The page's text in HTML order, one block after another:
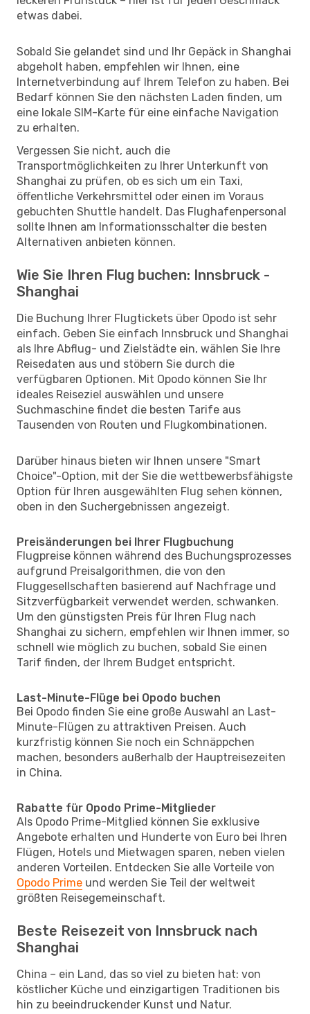
etwas dabei.
Sobald Sie gelandet sind und Ihr Gepäck in Shanghai
abgeholt haben, empfehlen wir Ihnen, eine
Internetverbindung auf Ihrem Telefon zu haben. Bei
Bedarf können Sie den nächsten Laden finden, um
eine lokale SIM-Karte für eine einfache Navigation
zu erhalten.
Vergessen Sie nicht, auch die
Transportmöglichkeiten zu Ihrer Unterkunft von
Shanghai zu prüfen, ob es sich um ein Taxi,
öffentliche Verkehrsmittel oder einen im Voraus
gebuchten Shuttle handelt. Das Flughafenpersonal
sollte Ihnen am Informationsschalter die besten
Alternativen anbieten können.
Wie Sie Ihren Flug buchen: Innsbruck -
Shanghai
Die Buchung Ihrer Flugtickets über Opodo ist sehr
einfach. Geben Sie einfach Innsbruck und Shanghai
als Ihre Abflug- und Zielstädte ein, wählen Sie Ihre
Reisedaten aus und stöbern Sie durch die
verfügbaren Optionen. Mit Opodo können Sie Ihr
ideales Reiseziel auswählen und unsere
Suchmaschine findet die besten Tarife aus
Tausenden von Routen und Flugkombinationen.
Darüber hinaus bieten wir Ihnen unsere "Smart
Choice"-Option, mit der Sie die wettbewerbsfähigste
Option für Ihren ausgewählten Flug sehen können,
oben in den Suchergebnissen angezeigt.
Preisänderungen bei Ihrer Flugbuchung
Flugpreise können während des Buchungsprozesses
aufgrund Preisalgorithmen, die von den
Fluggesellschaften basierend auf Nachfrage und
Sitzverfügbarkeit verwendet werden, schwanken.
Um den günstigsten Preis für Ihren Flug nach
Shanghai zu sichern, empfehlen wir Ihnen immer, so
schnell wie möglich zu buchen, sobald Sie einen
Tarif finden, der Ihrem Budget entspricht.
Last-Minute-Flüge bei Opodo buchen
Bei Opodo finden Sie eine große Auswahl an Last-
Minute-Flügen zu attraktiven Preisen. Auch
kurzfristig können Sie noch ein Schnäppchen
machen, besonders außerhalb der Hauptreisezeiten
in China.
Rabatte für Opodo Prime-Mitglieder
Als Opodo Prime-Mitglied können Sie exklusive
Angebote erhalten und Hunderte von Euro bei Ihren
Flügen, Hotels und Mietwagen sparen, neben vielen
anderen Vorteilen. Entdecken Sie alle Vorteile von
Opodo Prime und werden Sie Teil der weltweit
größten Reisegemeinschaft.
Beste Reisezeit von Innsbruck nach
Shanghai
China – ein Land, das so viel zu bieten hat: von
köstlicher Küche und einzigartigen Traditionen bis
hin zu beeindruckender Kunst und Natur.